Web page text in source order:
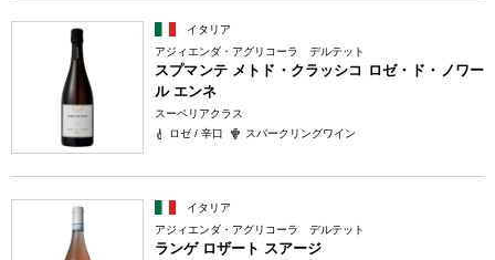
イタリア
アジィエンダ・アグリコーラ デルテット
スプマンテ メトド・クラッシコ ロゼ・ド・ノワー
ル エンネ
スーペリアクラス
ロゼ / 辛口
スパークリングワイン
イタリア
アジィエンダ・アグリコーラ デルテット
ランゲ ロザート スアージ